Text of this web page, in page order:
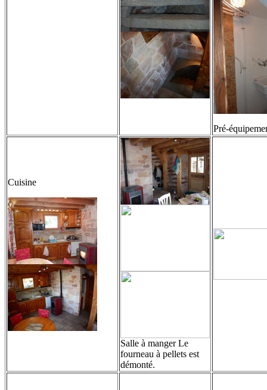
Pré-
Cuisine
Salle à manger Le
fourneau à pellets est
démonté.